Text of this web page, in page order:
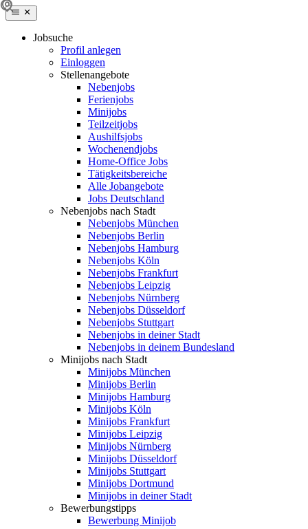
Jobsuche
Profil anlegen
Einloggen
Stellenangebote
Nebenjobs
Ferienjobs
Minijobs
Teilzeitjobs
Aushilfsjobs
Wochenendjobs
Home-Office Jobs
Tätigkeitsbereiche
Alle Jobangebote
Jobs Deutschland
Nebenjobs nach Stadt
Nebenjobs München
Nebenjobs Berlin
Nebenjobs Hamburg
Nebenjobs Köln
Nebenjobs Frankfurt
Nebenjobs Leipzig
Nebenjobs Nürnberg
Nebenjobs Düsseldorf
Nebenjobs Stuttgart
Nebenjobs in deiner Stadt
Nebenjobs in deinem Bundesland
Minijobs nach Stadt
Minijobs München
Minijobs Berlin
Minijobs Hamburg
Minijobs Köln
Minijobs Frankfurt
Minijobs Leipzig
Minijobs Nürnberg
Minijobs Düsseldorf
Minijobs Stuttgart
Minijobs Dortmund
Minijobs in deiner Stadt
Bewerbungstipps
Bewerbung Minijob